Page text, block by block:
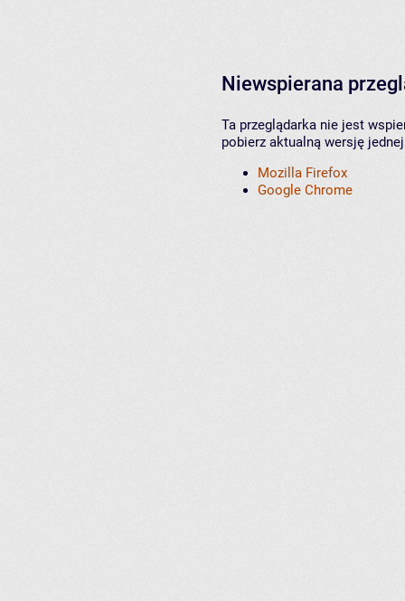
Niewspierana
Ta przeglądarka nie jest
pobierz aktualną wersję
Mozilla Firefox
Google Chrome